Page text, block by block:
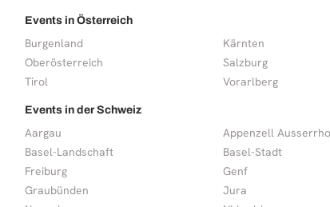
Events in Österreich
Burgenland Kärnten
Oberösterreich
Salzburg
Tirol
Vorarlberg
Events in der Schweiz
Aargau Appenzell
Basel-Landschaft
Basel-Stadt
Freiburg
Genf
Graubünden
Jura